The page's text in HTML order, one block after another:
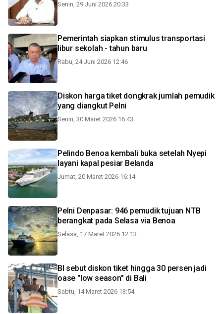
Senin, 29 Juni 2026 20:33
Pemerintah siapkan stimulus transportasi
libur sekolah - tahun baru
Rabu, 24 Juni 2026 12:46
Diskon harga tiket dongkrak jumlah pemudik
yang diangkut Pelni
Senin, 30 Maret 2026 16:43
Pelindo Benoa kembali buka setelah Nyepi
layani kapal pesiar Belanda
Jumat, 20 Maret 2026 16:14
Pelni Denpasar: 946 pemudik tujuan NTB
berangkat pada Selasa via Benoa
Selasa, 17 Maret 2026 12:13
BI sebut diskon tiket hingga 30 persen jadi
oase "low season" di Bali
Sabtu, 14 Maret 2026 13:54